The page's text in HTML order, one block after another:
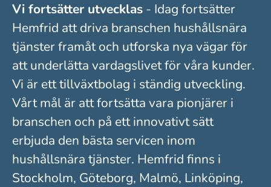
Vi fortsätter utvecklas - Idag fortsätter
Hemfrid att driva branschen hushållsnära
tjänster framåt och utforska nya vägar för
att underlätta vardagslivet för våra kunder.
Vi är ett tillväxtbolag i ständig utveckling.
Vårt mål är att fortsätta vara pionjärer i
branschen och på ett innovativt sätt
erbjuda den bästa servicen inom
hushållsnära tjänster. Hemfrid finns i
Stockholm, Göteborg, Malmö, Linköping,